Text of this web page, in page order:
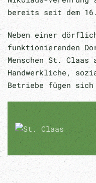
bereits seit dem
Neben einer
funktionierenden
Menschen St.
Handwerkliche,
Betriebe fügen